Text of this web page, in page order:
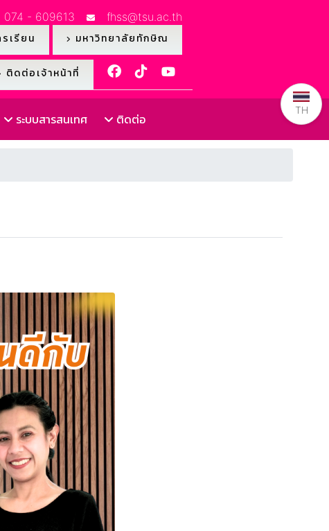
074 - 609613 fhss@tsu.ac.th
เรียน มหาวิทยาลัยทักษิณ
ติดต่อเจ้าหน้าที่
ระบบสารสนเทศ ติดต่อ
TH